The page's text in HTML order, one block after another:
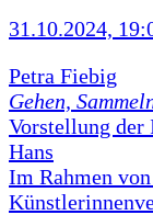
31.10.2024,
Petra Fiebig
Gehen,
Vorstellung
Hans
Im Rahmen